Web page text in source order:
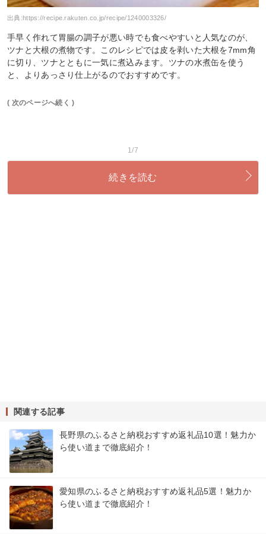
出典:https://recipe.rakuten.co.jp/recipe/1240003326/
手早く作れて胃腸の調子が悪い時でも食べやすいと人気なのが、
ツナと大根の煮物です。このレシピでは皮を剥いた大根を7mm角
に切り、ツナとともに一気に煮込みます。ツナの水煮缶を使う
と、よりあっさり仕上がるのでおすすめです。
( 次のページへ続く )
1/7
続きを読む
関連する記事
長野県のふるさと納税おすすめ返礼品10選！魅力か
ら使い道まで徹底紹介！
愛知県のふるさと納税おすすめ返礼品5選！魅力か
ら使い道まで徹底紹介！